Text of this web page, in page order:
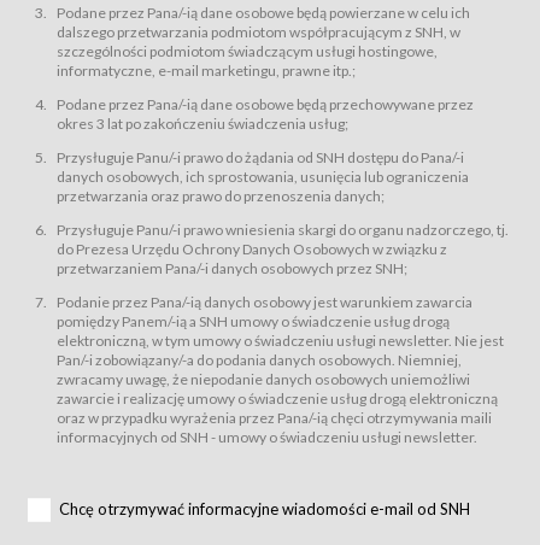
świadczy Usługi drogą elektroniczną w rozumieniu ustawy z dnia 18 lipca
2002 r. o świadczeniu usług drogą elektroniczną (Dz.U. z 2002 r., Nr 144, poz.
1204, z późń. zm.). Usługi świadczone są nieodpłatnie.
usługę przeglądania i odczytywania przez Usługobiorców materiałów
zamieszczanych w Serwisie,
usługę utrzymywania konta użytkownika w Serwisie,
usługę newsletter,
usługę zawierania na odległość umów nabycia Karnetów i Biletów,
usługę zawierania na odległość umów sprzedaży w Sklepie.
dnia 18 lipca 2002 r. o świadczeniu usług drogą elektroniczną (Dz.U. z 2002
r., Nr 144, poz. 1204, z późń. zm.). Usługi świadczone są nieodpłatnie.
Na zasadach określonych w Regulaminie dostęp do Serwisu jest otwarty dla
Usługobiorca przed rozpoczęciem korzystania z Serwisu jest zobowiązany
zapoznać się z Regulaminem. Założenie konta w Serwisie oraz zamówienie
usługi newsletter za pośrednictwem przeznaczonego do tego formularza
zamieszczonego na stronach Serwisu dostępnych dla wszystkich
Usługobiorców wymaga akceptacji postanowień Regulaminu.
Usługobiorca zobowiązany jest do przestrzegania postanowień Regulaminu
od chwili rozpoczęcia korzystania z Serwisu.
Regulamin jest udostępniony Usługobiorcom nieodpłatnie za
Warunki techniczne korzystania z Usług
Podane przez Pana/-ią dane osobowe będą powierzane w celu ich
dalszego przetwarzania podmiotom współpracującym z SNH, w
szczególności podmiotom świadczącym usługi hostingowe,
informatyczne, e-mail marketingu, prawne itp.;
Podane przez Pana/-ią dane osobowe będą przechowywane przez
okres 3 lat po zakończeniu świadczenia usług;
Przysługuje Panu/-i prawo do żądania od SNH dostępu do Pana/-i
danych osobowych, ich sprostowania, usunięcia lub ograniczenia
przetwarzania oraz prawo do przenoszenia danych;
Przysługuje Panu/-i prawo wniesienia skargi do organu nadzorczego, tj.
do Prezesa Urzędu Ochrony Danych Osobowych w związku z
przetwarzaniem Pana/-i danych osobowych przez SNH;
Podanie przez Pana/-ią danych osobowy jest warunkiem zawarcia
pomiędzy Panem/-ią a SNH umowy o świadczenie usług drogą
elektroniczną, w tym umowy o świadczeniu usługi newsletter. Nie jest
Pan/-i zobowiązany/-a do podania danych osobowych. Niemniej,
zwracamy uwagę, że niepodanie danych osobowych uniemożliwi
zawarcie i realizację umowy o świadczenie usług drogą elektroniczną
oraz w przypadku wyrażenia przez Pana/-ią chęci otrzymywania maili
informacyjnych od SNH - umowy o świadczeniu usługi newsletter.
Chcę otrzymywać informacyjne wiadomości e-mail od SNH